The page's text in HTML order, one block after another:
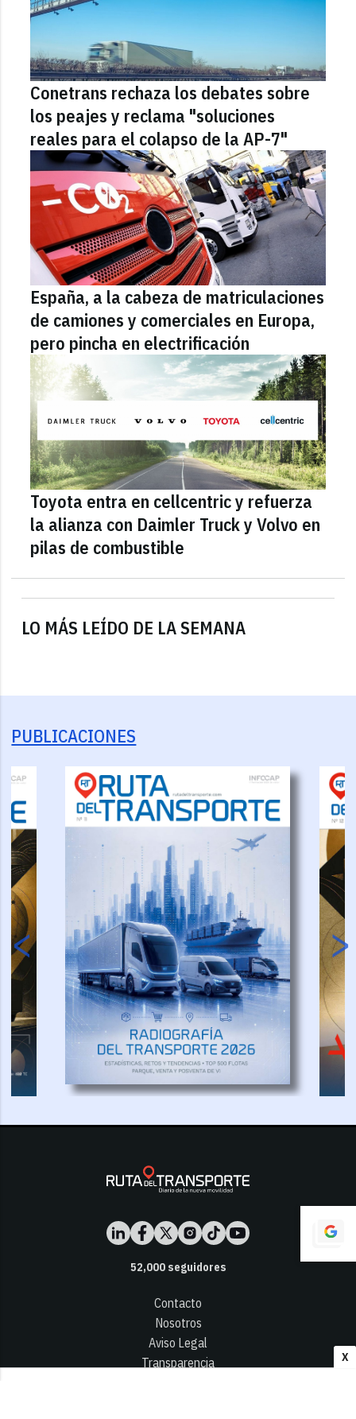
X
LO MÁS LEÍDO DE LA SEMANA
Conetrans rechaza los debates sobre
los peajes y reclama "soluciones
reales para el colapso de la AP-7"
España, a la cabeza de matriculaciones
de camiones y comerciales en Europa,
pero pincha en electrificación
Toyota entra en cellcentric y refuerza
la alianza con Daimler Truck y Volvo en
pilas de combustible
PUBLICACIONES
52,000seguidores
Contacto
Nosotros
Aviso Legal
Transparencia